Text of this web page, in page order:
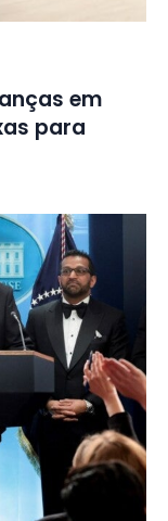
em
para